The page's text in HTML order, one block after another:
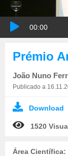
00:00
Prémio
João Nuno
Publicado a
Download
1520
Área Científica: